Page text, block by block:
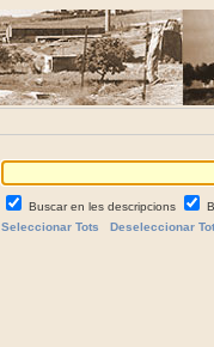
Buscar en les descripcions
Seleccionar Tots
Deseleccionar